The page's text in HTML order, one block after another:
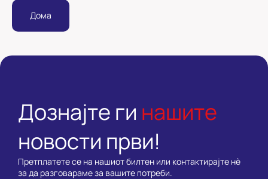
Дома
Дознајте ги нашите
новости први!
Претплатете се на нашиот билтен или контактирајте нè
за да разговараме за вашите потреби.